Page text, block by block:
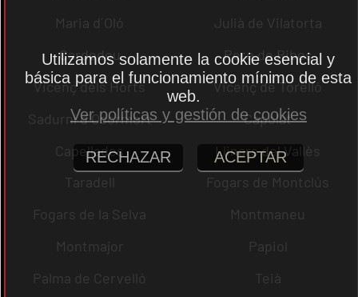
Maria d´Oló
Julià de Vilatorta
Cardedeu
Pere de Ribes
Vicenç dels Horts
Vicenç de Torelló
Sadurní d´Osormort
Capolat
Capellades
Llinars del Vallès
Taradell
Fogars de Montclús
Fogars de la Selva
Montmaneu
Montmajor
Papiol
Palma de Cervelló
Teià
Utilizamos solamente la cookie esencial y
básica para el funcionamiento mínimo de esta
web.
Ver políticas y gestión de cookies
RECHAZAR ACEPTAR